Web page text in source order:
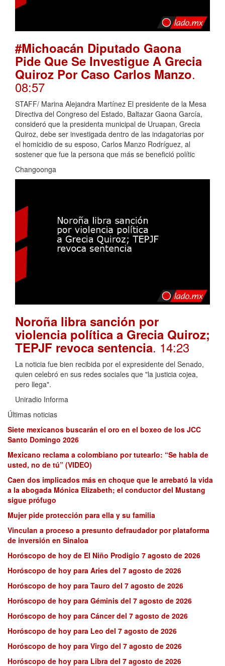
#Michoacán Diputado Gaona
Pide Que Se Investigue A Grecia
Quiroz Por Caso Carlos Manzo.
08:57
STAFF/ Marina Alejandra Martínez El presidente de la Mesa
Directiva del Congreso del Estado, Baltazar Gaona García,
consideró que la presidenta municipal de Uruapan, Grecia
Quiroz, debe ser investigada dentro de las indagatorias por
el homicidio de su esposo, Carlos Manzo Rodríguez, al
sostener que fue la persona que más se benefició polític
Changoonga
Noroña libra sanción por
violencia política a Grecia Quiroz;
TEPJF revoca sentencia. 14:23
La noticia fue bien recibida por el expresidente del Senado,
quien celebró en sus redes sociales que "la justicia cojea,
pero llega".
Uniradio Informa
Últimas noticias
Siete mexicanos buscarán el oro en el boxeo de los JCC
Santo Domingo 2026
Mexicano reclama a colombiano por tutearlo: “Se habla de
usted, no de tú” (VIDEO)
Caen dos implicados más en choque que le arrebató la vida
a la abogada Mónica Elizabeth; el conductor del Mustang
sigue prófugo
Mujer pide protección para ella y su familia
Vinculan a proceso a presunto defraudador por plataforma
de inversión en Sinaloa
Horóscopo de hoy de El Niño Prodigio 7 agosto de 2026
Horóscopo de hoy para Aries del 7 agosto de 2026
Horóscopo de hoy para Tauro del 7 agosto de 2026
Horóscopo de hoy para Géminis del 7 agosto de 2026
Horóscopo de hoy para Cáncer del 7 agosto de 2026
Horóscopo de hoy para Leo del 7 agosto de 2026
Horóscopo de hoy para Virgo del 7 agosto de 2026
Horóscopo de hoy para Libra del 7 agosto de 2026